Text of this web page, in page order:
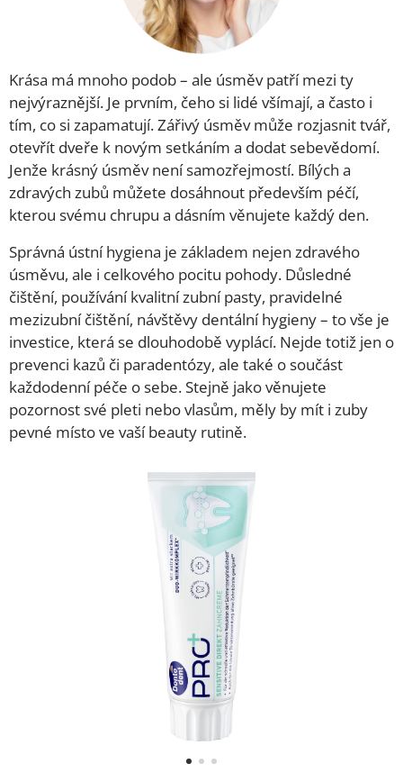
Krása má mnoho podob – ale úsměv patří mezi ty
nejvýraznější. Je prvním, čeho si lidé všímají, a často i
tím, co si zapamatují. Zářivý úsměv může rozjasnit tvář,
otevřít dveře k novým setkáním a dodat sebevědomí.
Jenže krásný úsměv není samozřejmostí. Bílých a
zdravých zubů můžete dosáhnout především péčí,
kterou svému chrupu a dásním věnujete každý den.
Správná ústní hygiena je základem nejen zdravého
úsměvu, ale i celkového pocitu pohody. Důsledné
čištění, používání kvalitní zubní pasty, pravidelné
mezizubní čištění, návštěvy dentální hygieny – to vše je
investice, která se dlouhodobě vyplácí. Nejde totiž jen o
prevenci kazů či paradentózy, ale také o součást
každodenní péče o sebe. Stejně jako věnujete
pozornost své pleti nebo vlasům, měly by mít i zuby
pevné místo ve vaší beauty rutině.